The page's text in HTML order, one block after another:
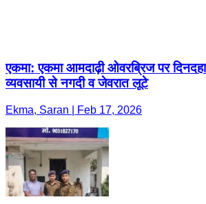
एकमा: एकमा आमदाढ़ी ओवरब्रिज पर
व्यवसायी से नगदी व जेवरात लूटे
Ekma, Saran | Feb 17, 2026